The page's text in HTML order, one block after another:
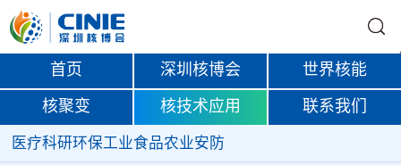
首页 深圳核博会 世界核能
核聚变 核技术应用 联系我们
医疗科研环保工业食品农业安防